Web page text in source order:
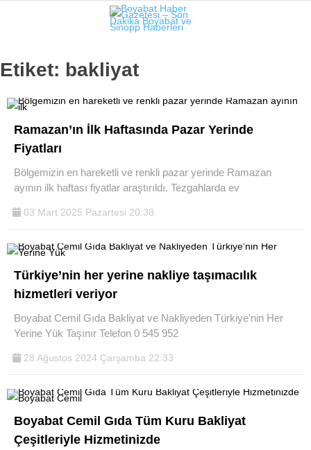
WhatsApp İhbar
SIYASET
GENEL
Etiket: bakliyat
Ramazan’ın İlk Haftasında Pazar Yerinde
Fiyatları
Bölgemizin en hareketli ve renkli pazar yerinde Ramazan
ayının ilk haftası fiyatlar araştırıldı. Tezgahlarda ev
03 Mart 2025 Pazartesi 20:38
Türkiye’nin her yerine nakliye taşımacılık
hizmetleri veriyor
Boyabat Cemil Gıda Bakliyat ve Nakliyeden Türkiye'nin Her
Yerine Yük Taşınır Telefon 0 545 952
28 Ağustos 2024 Çarşamba 22:33
Boyabat Cemil Gıda Tüm Kuru Bakliyat
Çeşitleriyle Hizmetinizde